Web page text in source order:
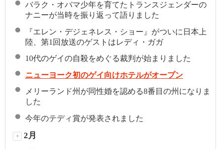
バラク・オバマ少年を育てたトランスジェンダーの
ナニーが当時を振り返って語りました
『エレン・デジェネレス・ショー』がついに日本上
陸、第1回放送のゲストはレディ・ガガ
10代のゲイの自殺をめぐる裁判が始まりました
ニューヨーク初のゲイ向けホテルがオープン
メリーランド州が同性婚を認める8番目の州になりま
した
今年のテディ賞が発表されました
+ 2月